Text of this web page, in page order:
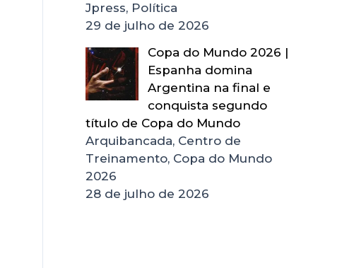
Jpress, Política
29 de julho de 2026
Copa do Mundo 2026 |
Espanha domina
Argentina na final e
conquista segundo
título de Copa do Mundo
Arquibancada, Centro de
Treinamento, Copa do Mundo
2026
28 de julho de 2026